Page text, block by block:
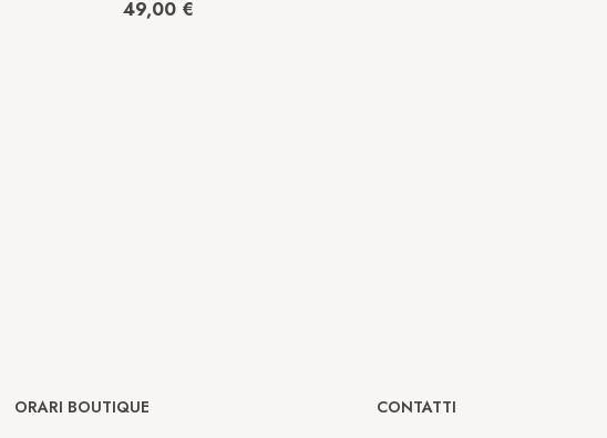
49,00 €
ORARI BOUTIQUE
CONTATTI